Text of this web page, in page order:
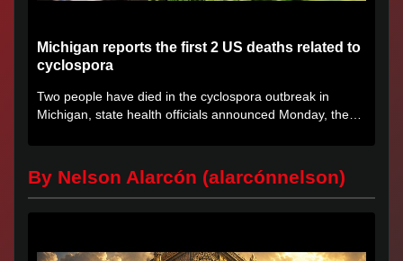
Michigan reports the first 2 US deaths related to
cyclospora
Two people have died in the cyclospora outbreak in
Michigan, state health officials announced Monday, the
By Nelson Alarcón (alarcónnelson)